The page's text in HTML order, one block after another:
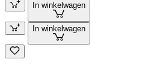
In winkelwagen
In winkelwagen